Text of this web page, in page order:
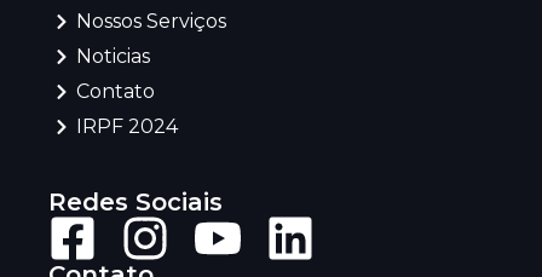
Nossos Serviços
Noticias
Contato
IRPF 2024
Redes Sociais